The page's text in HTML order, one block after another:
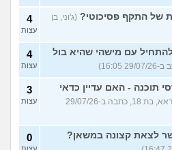
של התקף פסיכוטי? (ג'וני, בן
4
עצות
עם מישהי שהיא בול
4
עצות
תוכנה - האם עדיין כדאי
(אסראא, בת 18, כתבה ב-29/07/26
3
עצות
לצאת קצונה במשאן? 0